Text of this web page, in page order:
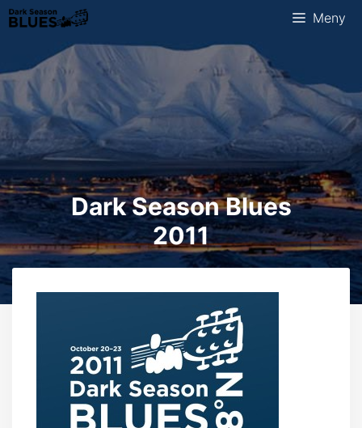
Hopp
til
innhold
Meny
Dark Season Blues
2011